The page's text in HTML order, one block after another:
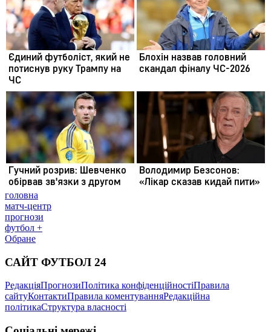
головна
матч-центр
прогнози
футбол +
Обране
САЙТ ФУТБОЛ 24
РедакціяПрогнозиПолітика конфіденційностіПравила
сайтуКонтактиПравила коментуванняРедакційна
політикаСтруктура власності